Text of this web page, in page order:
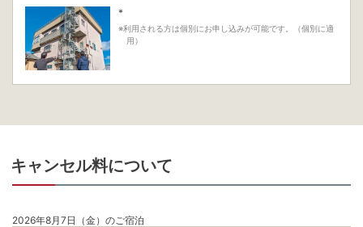
*
※利用される方は個別にお申し込みが可能です。（個別に適
用）
キャンセル料について
2026年8月7日（金）のご宿泊